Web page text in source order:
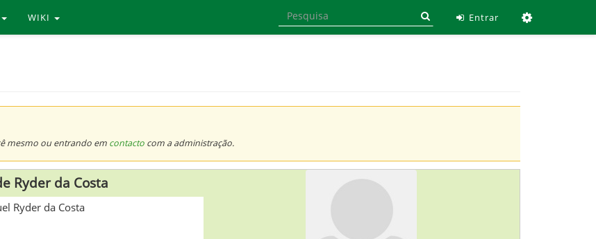
WIKI Entrar
mesmo ou entrando em contactocom a administração.
Ryder da Costa
Ryder da Costa